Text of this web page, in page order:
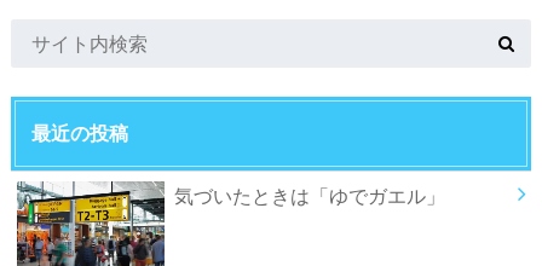
最近の投稿
気づいたときは「ゆでガエル」